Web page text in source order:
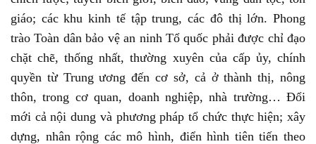
giáo; các khu kinh tế tập trung, các đô thị lớn. Phong
trào Toàn dân bảo vệ an ninh Tổ quốc phải được chỉ đạo
chặt chẽ, thống nhất, thường xuyên của cấp ủy, chính
quyền từ Trung ương đến cơ sở, cả ở thành thị, nông
thôn, trong cơ quan, doanh nghiệp, nhà trường… Đổi
mới cả nội dung và phương pháp tổ chức thực hiện; xây
dựng, nhân rộng các mô hình, điển hình tiên tiến theo